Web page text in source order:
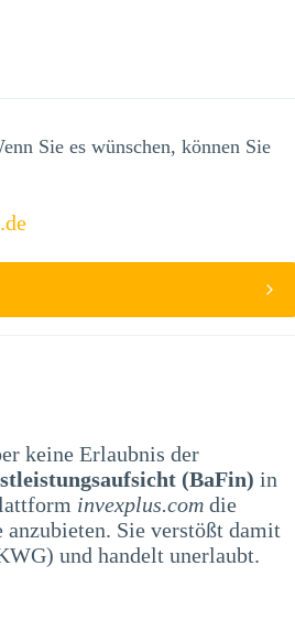
Sie es wünschen, können Sie
keine Erlaubnis der
(BaFin) in
invexplus.com die
anzubieten. Sie verstößt damit
und handelt unerlaubt.